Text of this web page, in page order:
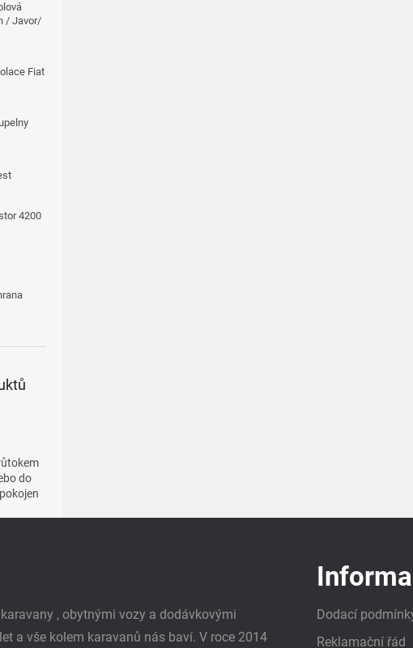
/ Javor/
Fiat
4200
do
, obytnými vozy a dodávkovými
a vše kolem karavanů nás baví. V roce 2014
Dodací
Reklamační řád